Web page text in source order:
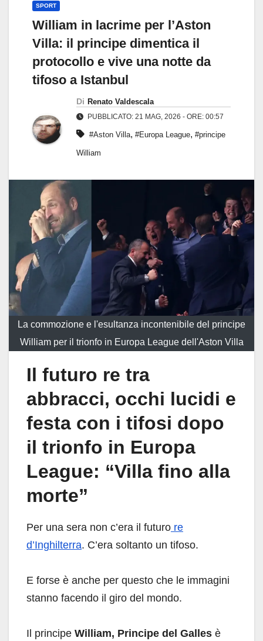
SPORT
William in lacrime per l’Aston
Villa: il principe dimentica il
protocollo e vive una notte da
tifoso a Istanbul
Di Renato Valdescala
PUBBLICATO: 21 MAG, 2026 - ORE: 00:57
#Aston Villa, #Europa League, #principe
William
La commozione e l'esultanza incontenibile del principe
William per il trionfo in Europa League dell'Aston Villa
Il futuro re tra
abbracci, occhi lucidi e
festa con i tifosi dopo
il trionfo in Europa
League: “Villa fino alla
morte”
Per una sera non c’era il futuro re
d’Inghilterra. C’era soltanto un tifoso.
E forse è anche per questo che le immagini
stanno facendo il giro del mondo.
Il principe William, Principe del Galles è